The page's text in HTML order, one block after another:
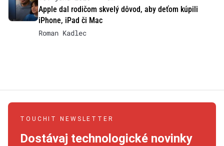
Apple dal rodičom skvelý dôvod, aby deťom kúpili
iPhone, iPad či Mac
Roman Kadlec
TOUCHIT NEWSLETTER
Dostávaj technologické novinky